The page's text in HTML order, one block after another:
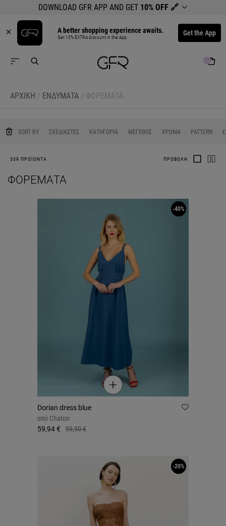
DOWNLOAD GFR APP AND GET 10% OFF 🔗
A better shopping experience awaits.
Get 10% EXTRA discount in the App. Get the App
ΑΡΧΙΚΉ / ΕΝΔΥΜΑΤΑ / ΦΟΡΕΜΑΤΑ
SORT BY ΣΧΕΔΙΑΣΤΕΣ ΚΑΤΗΓΟΡΙΑ ΜΕΓΕΘΟΣ ΧΡΩΜΑ PATTERN
339 ΠΡΟΪΟΝΤΑ ΠΡΟΒΟΛΗ
ΦΟΡΕΜΑΤΑ
Dorian dress blue
από Chaton
59,94 €
99,90 €
-40%
-20%